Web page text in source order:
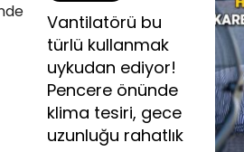
Vantilatörü bu
türlü kullanmak
uykudan ediyor!
Pencere önünde
klima tesiri, gece
uzunluğu rahatlık